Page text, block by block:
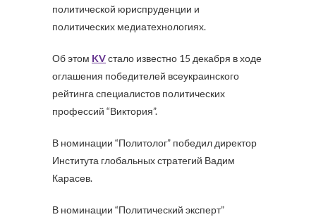
политической юриспруденции и
политических медиатехнологиях.
Об этом KVстало известно 15 декабря в ходе
оглашения победителей всеукраинского
рейтинга специалистов политических
профессий “Виктория”.
В номинации “Политолог” победил директор
Института глобальных стратегий Вадим
Карасев.
В номинации “Политический эксперт”